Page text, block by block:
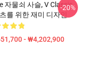
자물쇠 사슬, V Classic
를 위한 재미 디자인
- ₩4,202,900
-20%